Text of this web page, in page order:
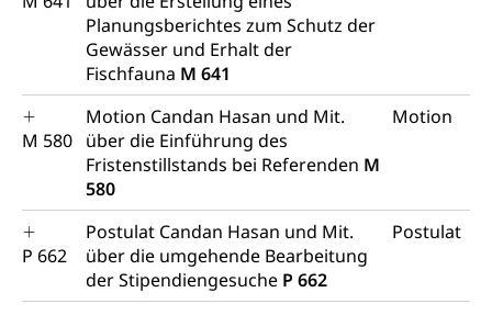
Planungsberichtes zum Schutz der
Gewässer und Erhalt der
Fischfauna M 641
M 580
Motion Candan Hasan und Mit.
über die Einführung des
Fristenstillstands bei Referenden M
580
Motion
P 662
Postulat Candan Hasan und Mit.
über die umgehende Bearbeitung
der Stipendiengesuche P 662
Postulat